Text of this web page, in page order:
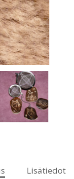
Lisätiedot